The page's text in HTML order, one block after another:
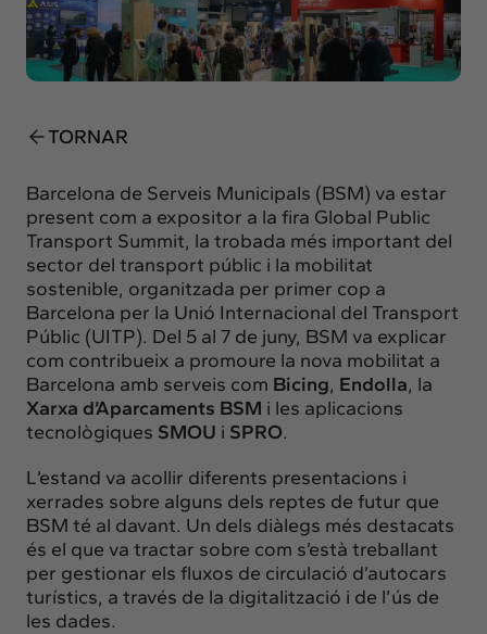
Insights
Actualitat
Intercanvi
TORNAR
Barcelona de Serveis Municipals (BSM) va estar
present com a expositor a la fira Global Public
Transport Summit, la trobada més important del
sector del transport públic i la mobilitat
sostenible, organitzada per primer cop a
Barcelona per la Unió Internacional del Transport
Públic (UITP). Del 5 al 7 de juny, BSM va explicar
com contribueix a promoure la nova mobilitat a
Barcelona amb serveis com Bicing, Endolla, la
Xarxa d’Aparcaments BSM i les aplicacions
tecnològiques SMOU i SPRO.
L’estand va acollir diferents presentacions i
xerrades sobre alguns dels reptes de futur que
BSM té al davant. Un dels diàlegs més destacats
és el que va tractar sobre com s’està treballant
per gestionar els fluxos de circulació d’autocars
turístics, a través de la digitalització i de l’ús de
les dades.